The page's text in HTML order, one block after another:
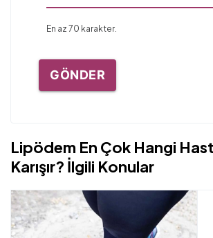
En az 70 karakter.
GÖNDER
Lipödem En Çok Hangi
Karışır? İlgili Konular